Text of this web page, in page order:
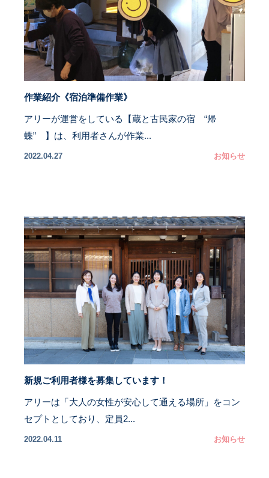
作業紹介《宿泊準備作業》
アリーが運営をしている【蔵と古民家の宿 “帰
蝶” 】は、利用者さんが作業...
2022.04.27 お知らせ
新規ご利用者様を募集しています！
アリーは「大人の女性が安心して通える場所」をコン
セプトとしており、定員2...
2022.04.11 お知らせ